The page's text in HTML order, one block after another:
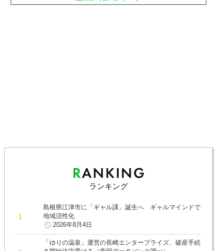
ランキング
島根県江津市に「ギャル課」誕生へ ギャルマインドで
地域活性化
2026年8月4日
「ゆりの温泉」運営の長崎エンタープライズ、破産手続